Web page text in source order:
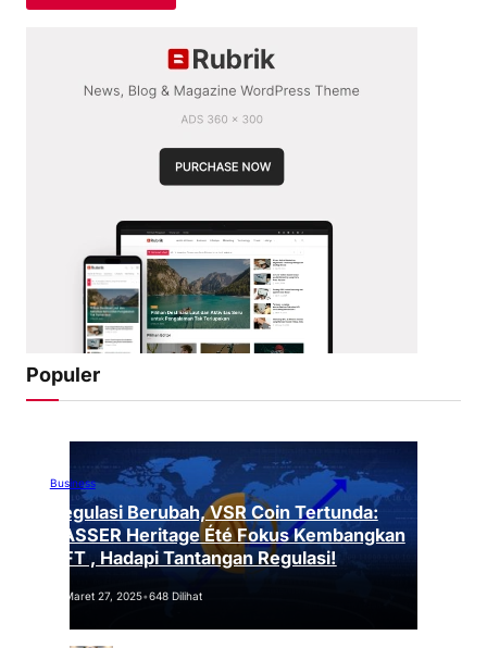
Populer
Business
Regulasi Berubah, VSR Coin Tertunda:
VASSER Heritage Été Fokus Kembangkan
NFT , Hadapi Tantangan Regulasi!
Maret 27, 2025•648 Dilihat